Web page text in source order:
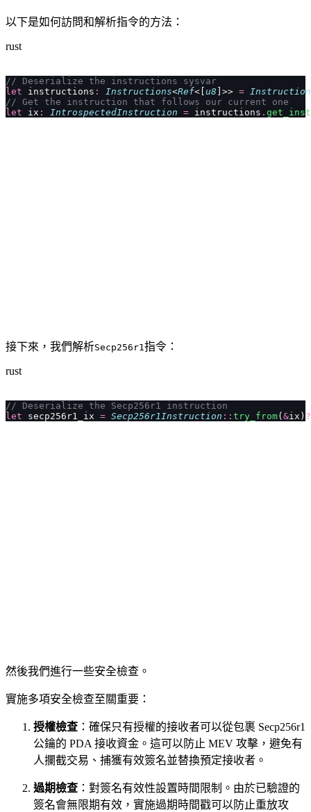
以下是如何訪問和解析指令的方法：
rust
// Deserialize the instructions sysvar
let instructions : Instructions<Ref<[ u8 ]>> =
// Get the instruction that follows our current one
let ix : IntrospectedInstruction = instructions .
接下來，我們解析Secp256r1指令：
rust
// Deserialize the Secp256r1 instruction
let secp256r1_ix = Secp256r1Instruction :: try_from( &ix) ?
然後我們進行一些安全檢查。
實施多項安全檢查至關重要：
授權檢查 ：確保只有授權的接收者可以從包裹 Secp256r1
公鑰的 PDA 接收資金。這可以防止 MEV 攻擊，避免有
人攔截交易、捕獲有效簽名並替換預定接收者。
過期檢查 ：對簽名有效性設置時間限制。由於已驗證的
簽名會無限期有效，實施過期時間戳可以防止重放攻